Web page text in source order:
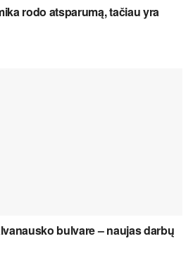
rodo atsparumą, tačiau yra
bulvare – naujas darbų